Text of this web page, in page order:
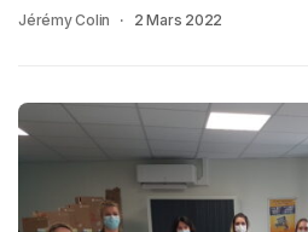
Jérémy Colin 2 Mars 2022